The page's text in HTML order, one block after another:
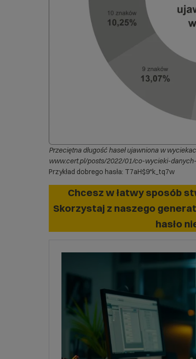
Przeciętna długość haseł ujawniona w
www.cert.pl/posts/2022/01/co-wycieki-
Przykład dobrego hasła: T7aH$9*k_tq7w
Chcesz w łatwy sposób
Skorzystaj z naszego
hasło